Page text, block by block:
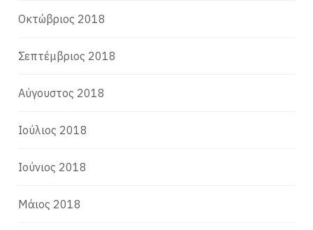
Οκτώβριος 2018
Σεπτέμβριος 2018
Αύγουστος 2018
Ιούλιος 2018
Ιούνιος 2018
Μάιος 2018